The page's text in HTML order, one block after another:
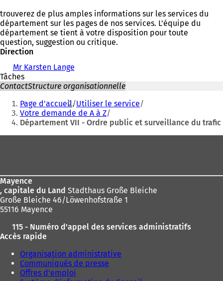
trouverez de plus amples informations sur les services du
département sur les pages de nos services. L'équipe du
département se tient à votre disposition pour toute
question, suggestion ou critique.
Direction
Mr Karsten Lange
Tâches
ContactStructure organisationnelle
Vous
êtes
ici
:
Page d'accueil Utiliser le service
Votre demande de A à Z
Département VII - Ordre public et surveillance du trafic
Mayence
, capitale du Land Stadthaus Große Bleiche
Große Bleiche 46/Löwenhofstraße 1
55116 Mayence
115 - Numéro d'appel des services administratifs
Accès rapide
Organisation administrative
Communiqués de presse
Offres d'emploi